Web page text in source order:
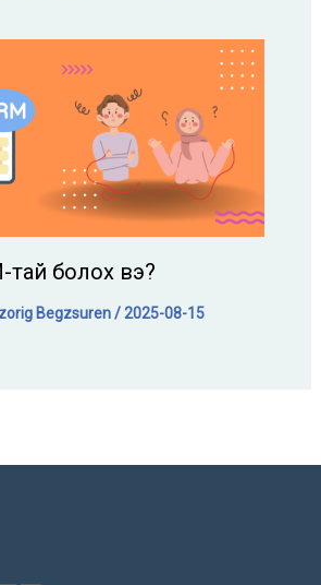
тай болох вэ?
Begzsuren/2025-08-15